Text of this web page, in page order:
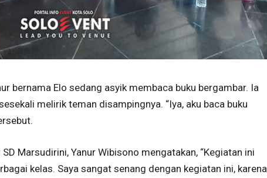
bernama Elo sedang asyik membaca buku bergambar. Ia
melirik teman disampingnya. “Iya, aku baca buku
Marsudirini, Yanur Wibisono mengatakan, “Kegiatan ini
kelas. Saya sangat senang dengan kegiatan ini, karena